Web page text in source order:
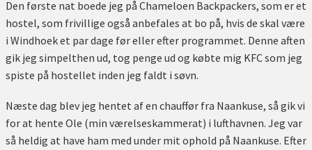
Den første nat boede jeg på Chameloen Backpackers, som er et
hostel, som frivillige også anbefales at bo på, hvis de skal være
i Windhoek et par dage før eller efter programmet. Denne aften
gik jeg simpelthen ud, tog penge ud og købte mig KFC som jeg
spiste på hostellet inden jeg faldt i søvn.
Næste dag blev jeg hentet af en chauffør fra Naankuse, så gik vi
for at hente Ole (min værelseskammerat) i lufthavnen. Jeg var
så heldig at have ham med under mit ophold på Naankuse. Efter